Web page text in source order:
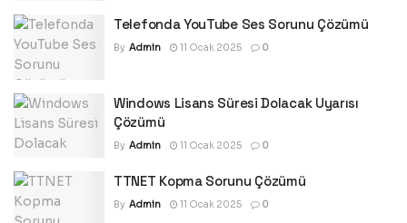
Telefonda YouTube Ses Sorunu Çözümü
By Admin 11 Ocak 2025 0
Windows Lisans Süresi Dolacak Uyarısı
Çözümü
By Admin 11 Ocak 2025 0
TTNET Kopma Sorunu Çözümü
By Admin 11 Ocak 2025 0